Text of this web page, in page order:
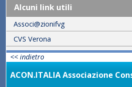
Alcuni link utili
Associ@zionifvg
CVS Verona
<< indietro
ACON.ITALIA Associazione